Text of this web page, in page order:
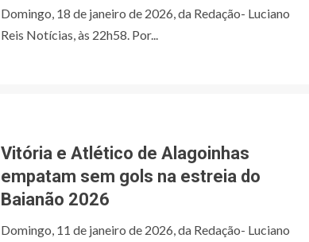
Domingo, 18 de janeiro de 2026, da Redação- Luciano
Reis Notícias, às 22h58. Por...
Vitória e Atlético de Alagoinhas
empatam sem gols na estreia do
Baianão 2026
Domingo, 11 de janeiro de 2026, da Redação- Luciano